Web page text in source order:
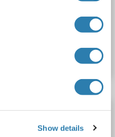
Show details
WB, IHC (p), IF, IHC (fro)